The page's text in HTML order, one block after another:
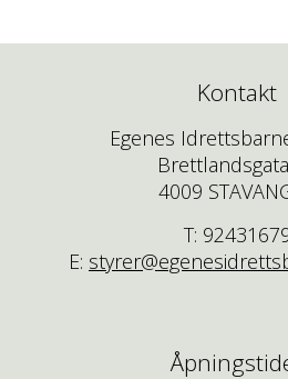
Kontakt
Egenes
4009
T:
E: